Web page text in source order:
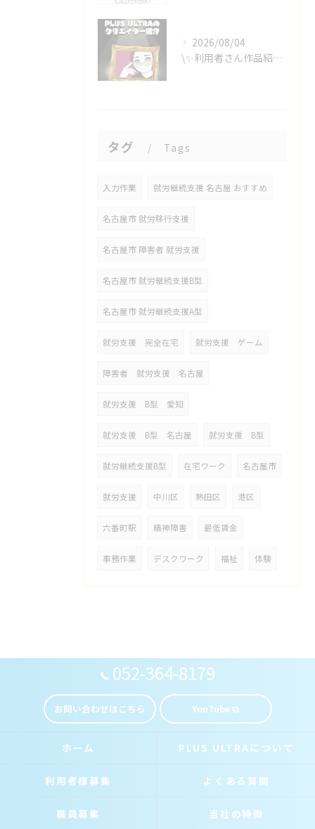
2026/08/04
\✨利用者さん作品紹介✨/
タグ Tags
入力作業 就労継続支援 名古屋 おすすめ
名古屋市 就労移行支援
名古屋市 障害者 就労支援
名古屋市 就労継続支援B型
名古屋市 就労継続支援A型
就労支援 完全在宅 就労支援 ゲーム
障害者 就労支援 名古屋
就労支援 B型 愛知
就労支援 B型 名古屋 就労支援 B型
就労継続支援B型 在宅ワーク 名古屋市
就労支援 中川区 熱田区 港区
六番町駅 精神障害 最低賃金
事務作業 デスクワーク 福祉 体験
052-364-8179
お問い合わせはこちら YouTube
ホーム PLUS ULTRAについて
利用者様募集 よくある質問
職員募集 当社の特徴